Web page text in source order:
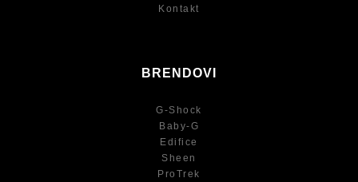
Kontakt
BRENDOVI
G-Shock
Baby-G
Edifice
Sheen
ProTrek